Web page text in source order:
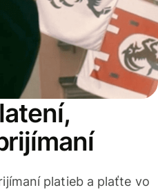
platieb a plaťte vo